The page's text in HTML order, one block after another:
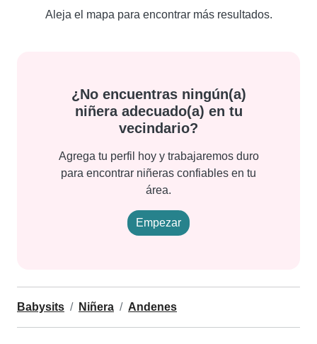
Aleja el mapa para encontrar más resultados.
¿No encuentras ningún(a)
niñera adecuado(a) en tu
vecindario?
Agrega tu perfil hoy y trabajaremos duro
para encontrar niñeras confiables en tu
área.
Empezar
Babysits Niñera Andenes